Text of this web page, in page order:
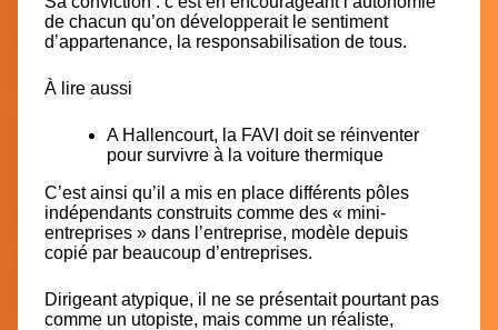
de chacun qu’on développerait le sentiment
d’appartenance, la responsabilisation de tous.
À lire aussi
A Hallencourt, la FAVI doit se réinventer
pour survivre à la voiture thermique
C’est ainsi qu’il a mis en place différents pôles
indépendants construits comme des « mini-
entreprises » dans l’entreprise, modèle depuis
copié par beaucoup d’entreprises.
Dirigeant atypique, il ne se présentait pourtantpas
comme un utopiste, mais comme un réaliste,